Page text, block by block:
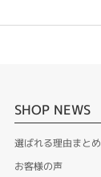
SHOP NEWS
選ばれる理由まとめ
お客様の声